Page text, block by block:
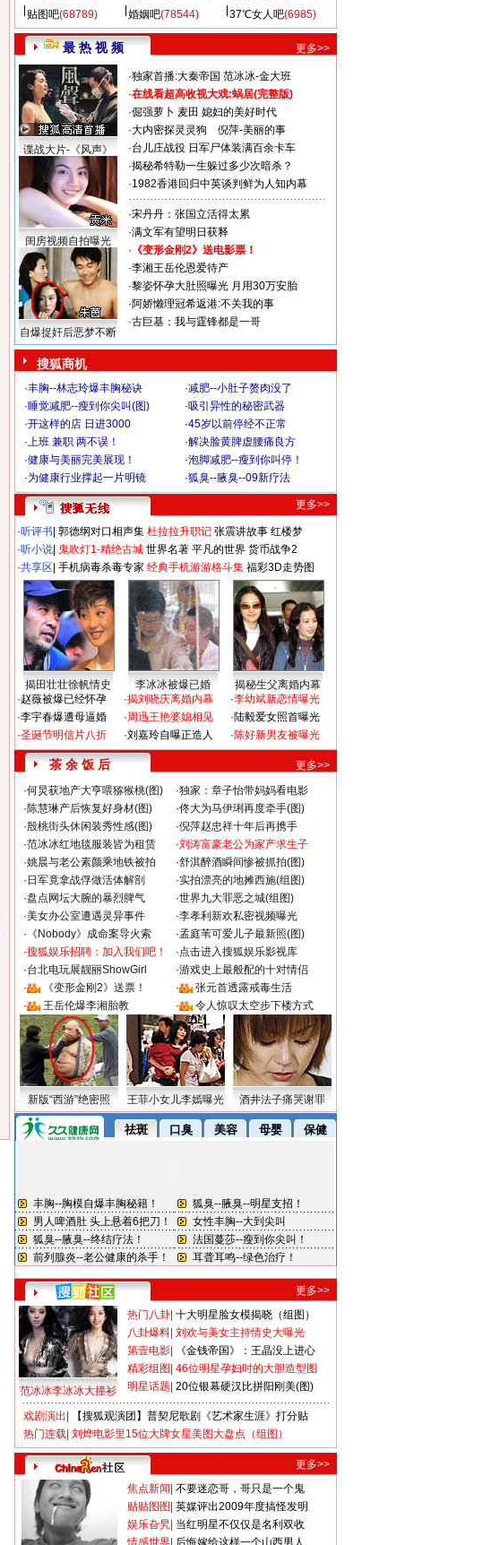
贴图吧(68789) 婚姻吧(78544) 37℃女人吧(6985)
最 热 视 频 更多>>
谍战大片-《风声》
闺房视频自拍曝光
自爆捉奸后恶梦不断
·独家首播:大秦帝国 范冰冰-金大班
·在线看超高收视大戏:蜗居(完整版)
·倔强萝卜 麦田 媳妇的美好时代
·大内密探灵灵狗
倪萍-美丽的事
·台儿庄战役 日军尸体装满百余卡车
·揭秘希特勒一生躲过多少次暗杀？
·1982香港回归中英谈判鲜为人知内幕
·宋丹丹：张国立活得太累
·满文军有望明日获释
· 《变形金刚2》送电影票！
·李湘王岳伦恩爱待产
·黎姿怀孕大肚照曝光 月用30万安胎
·阿娇懒理冠希返港:不关我的事
·古巨基：我与霆锋都是一哥
搜狐商机
·丰胸--林志玲爆丰胸秘诀 ·减肥--小肚子赘肉没了
·睡觉减肥--瘦到你尖叫(图) ·吸引异性的秘密武器
·开这样的店 日进3000 ·45岁以前停经不正常
·上班 兼职 两不误！ ·解决脸黄脾虚腰痛良方
·健康与美丽完美展现！ ·泡脚减肥--瘦到你叫停！
·为健康行业撑起一片明镜 ·狐臭--腋臭--09新疗法
更多>>
·听评书 郭德纲对口相声集 杜拉拉升职记 张震讲故事 红楼梦
·听小说 鬼吹灯1-精绝古城 世界名著 平凡的世界 货币战争2
·共享区 手机病毒杀毒专家 经典手机游游格斗集 福彩3D走势图
揭田壮壮徐帆情史 李冰冰被爆已婚
揭秘生父离婚内幕
·赵薇被爆已经怀孕
·李宇春爆遭母逼婚
·圣诞节明信片八折
·揭刘晓庆离婚内幕
·周迅王艳婆媳相见
·刘嘉玲自曝正造人
·李幼斌新恋情曝光
·陆毅爱女照首曝光
·陈好新男友被曝光
茶 余 饭 后
更多>>
·何炅获地产大亨喂猕猴桃(图) ·独家：章子怡带妈妈看电影
·陈慧琳产后恢复好身材(图) ·佟大为马伊琍再度牵手(图)
·殷桃街头休闲装秀性感(图) ·倪萍赵忠祥十年后再携手
·范冰冰红地毯服装皆为租赁 ·刘涛富豪老公为家产求生子
·姚晨与老公素颜乘地铁被拍 ·舒淇醉酒瞬间惨被抓拍(图)
· 日军竟拿战俘做活体解剖 ·实拍漂亮的地摊西施(组图)
·盘点网坛大腕的暴烈脾气 ·世界九大罪恶之城(组图)
·美女办公室遭遇灵异事件 ·李孝利新欢私密视频曝光
· 《Nobody》成命案导火索 ·孟庭苇可爱儿子最新照(图)
·搜狐娱乐招聘：加入我们吧！ ·点击进入搜狐娱乐影视库
·台北电玩展靓丽ShowGirl ·游戏史上最般配的十对情侣
·
《变形金刚2》送票！ ·
张元首透露戒毒生活
·
王岳伦爆李湘胎教 · 令人惊叹太空步下楼方式
新版“西游”绝密照 王菲小女儿李嫣曝光 酒井法子痛哭谢罪
更多>>
范冰冰李冰冰大撞衫
热门八卦 十大明星脸女模揭晓（组图）
八卦爆料 刘欢与美女主持情史大曝光
第壹电影
《金钱帝国》：王晶没上进心
精彩组图 46位明星孕妇时的大胆造型图
明星话题 20位银幕硬汉比拼阳刚美(图)
戏剧演出
【搜狐观演团】普契尼歌剧《艺术家生涯》打分贴
热门连载 刘烨电影里15位大牌女星美图大盘点（组图）
更多>>
焦点新闻 不要迷恋哥，哥只是一个鬼
贴贴图图 英媒评出2009年度搞怪发明
娱乐旮旯 当红明星不仅仅是名利双收
情感世界 后悔嫁给这样一个山西男人